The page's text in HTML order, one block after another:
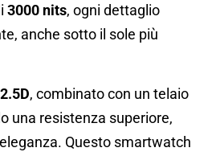
3000 nits, ogni dettaglio
anche sotto il sole più
, combinato con un telaio
una resistenza superiore,
Questo smartwatch